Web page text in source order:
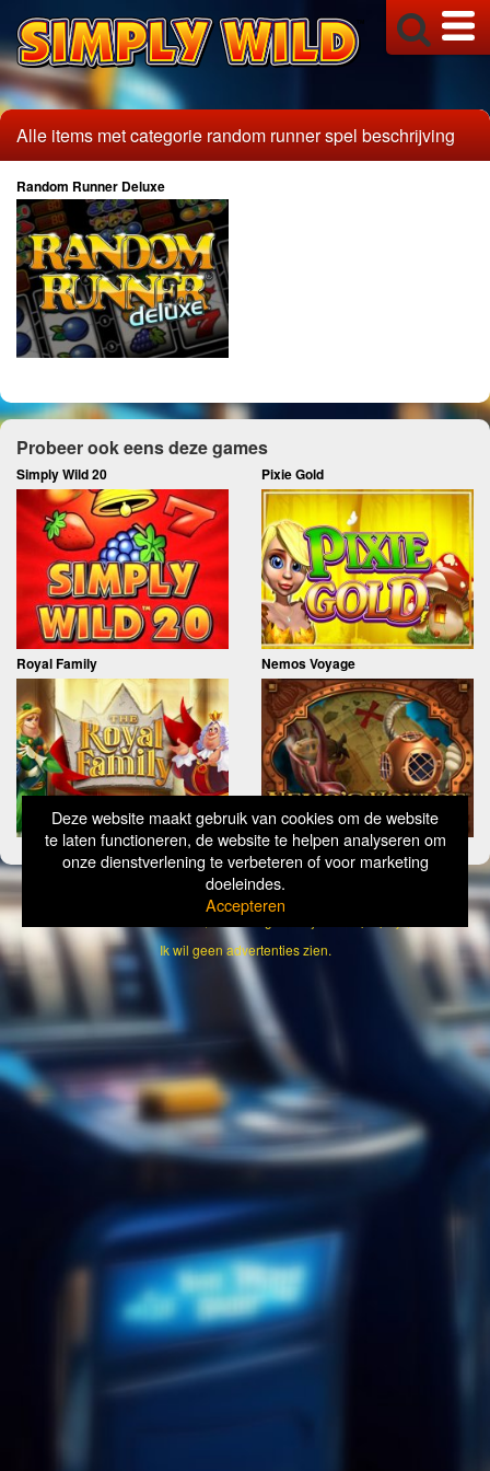
Deze website maakt gebruik van cookies om de website
te laten functioneren, de website te helpen analyseren om
onze dienstverlening te verbeteren of voor marketing
doeleindes.
Accepteren
Alle items met categorie random runner spel beschrijving
Random Runner Deluxe
Probeer ook eens deze games
Simply Wild 20 Pixie Gold
Royal Family Nemos Voyage
CopyrightSimply Wild 2026
Verantwoord Gokken Info, Wat kost gokken jou? Stop op tijd, 18+
Ik wil geen advertenties zien.